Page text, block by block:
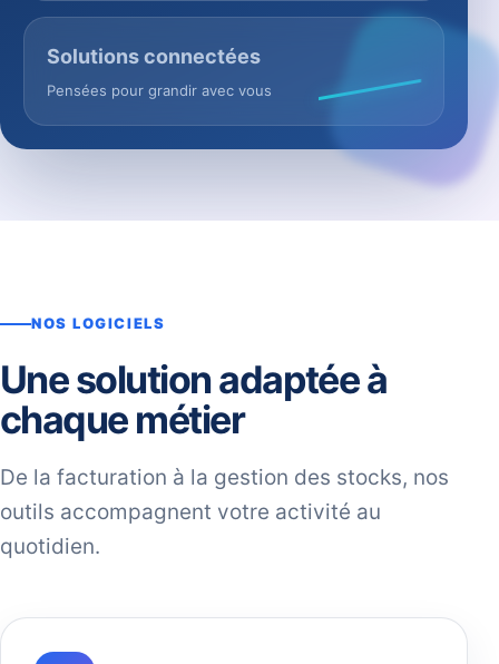
Solutions connectées
Pensées pour grandir avec vous
NOS LOGICIELS
Une solution adaptée à
chaque métier
De la facturation à la gestion des stocks, nos
outils accompagnent votre activité au
quotidien.